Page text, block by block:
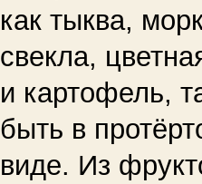
как тыква,
свекла,
и картофель,
быть в
виде. Из